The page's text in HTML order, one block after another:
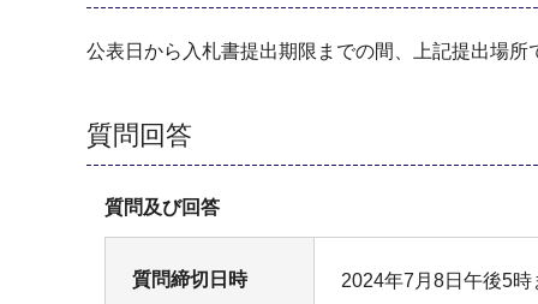
公表日から入札書提出期限までの間、上記提出場所
質問回答
質問及び回答
質問締切日時 2024年7月8日午後5時